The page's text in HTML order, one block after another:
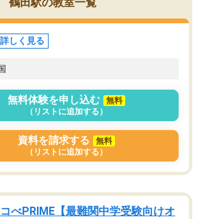
詳しく見る
無料体験を申し込む
無料
（リストに追加する）
資料を請求する
無料
（リストに追加する）
コべPRIME【最難関中学受験向けオ